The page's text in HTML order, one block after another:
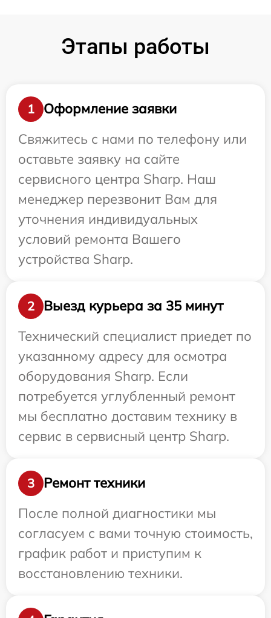
Этапы работы
1
Оформление заявки
Свяжитесь с нами по телефону или
оставьте заявку на сайте
сервисного центра Sharp. Наш
менеджер перезвонит Вам для
уточнения индивидуальных
условий ремонта Вашего
устройства Sharp.
2
Выезд курьера за 35 минут
Технический специалист приедет по
указанному адресу для осмотра
оборудования Sharp. Если
потребуется углубленный ремонт
мы бесплатно доставим технику в
сервис в сервисный центр Sharp.
3
Ремонт техники
После полной диагностики мы
согласуем с вами точную стоимость,
график работ и приступим к
восстановлению техники.